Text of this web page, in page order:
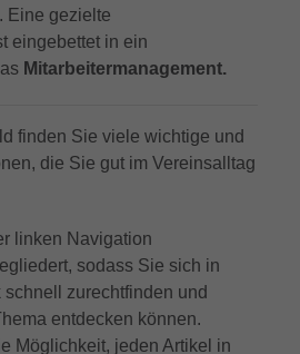
Eine gezielte
eingebettet in ein
Mitarbeitermanagement.
finden Sie viele wichtige und
die Sie gut im Vereinsalltag
linken Navigation
sodass Sie sich in
zurechtfinden und
entdecken können.
Möglichkeit, jeden Artikel in
LLC
Das Cookie wird verwendet, um
darüber zu speichern, wie
wie es der Website geht. Die
Daten umfassen die Anzahl
die Quelle, aus der sie
Form.
SafeSearch-Filter aktiviert sein